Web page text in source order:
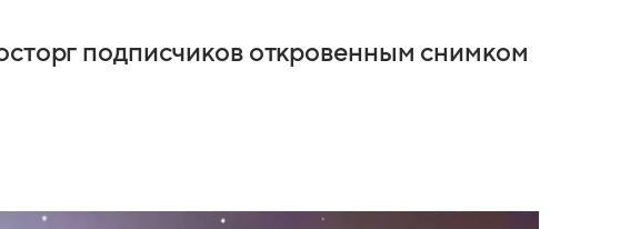
подписчиков откровенным снимком